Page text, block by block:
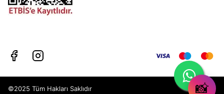
©2025 Tüm Hakları Saklıdır 📸